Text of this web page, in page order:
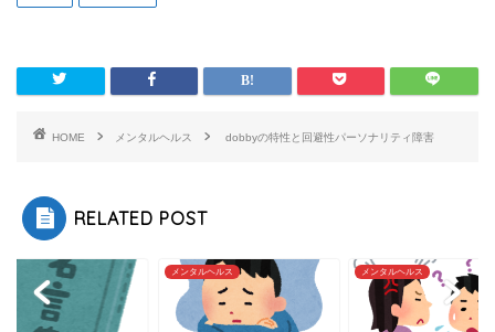
HOME メンタルヘルス dobbyの特性と回避性パーソナリティ障害
RELATED POST
メンタルヘルス メンタルヘルス